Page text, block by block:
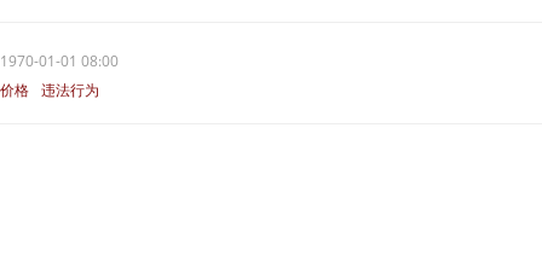
1970-01-01 08:00
价格 违法行为